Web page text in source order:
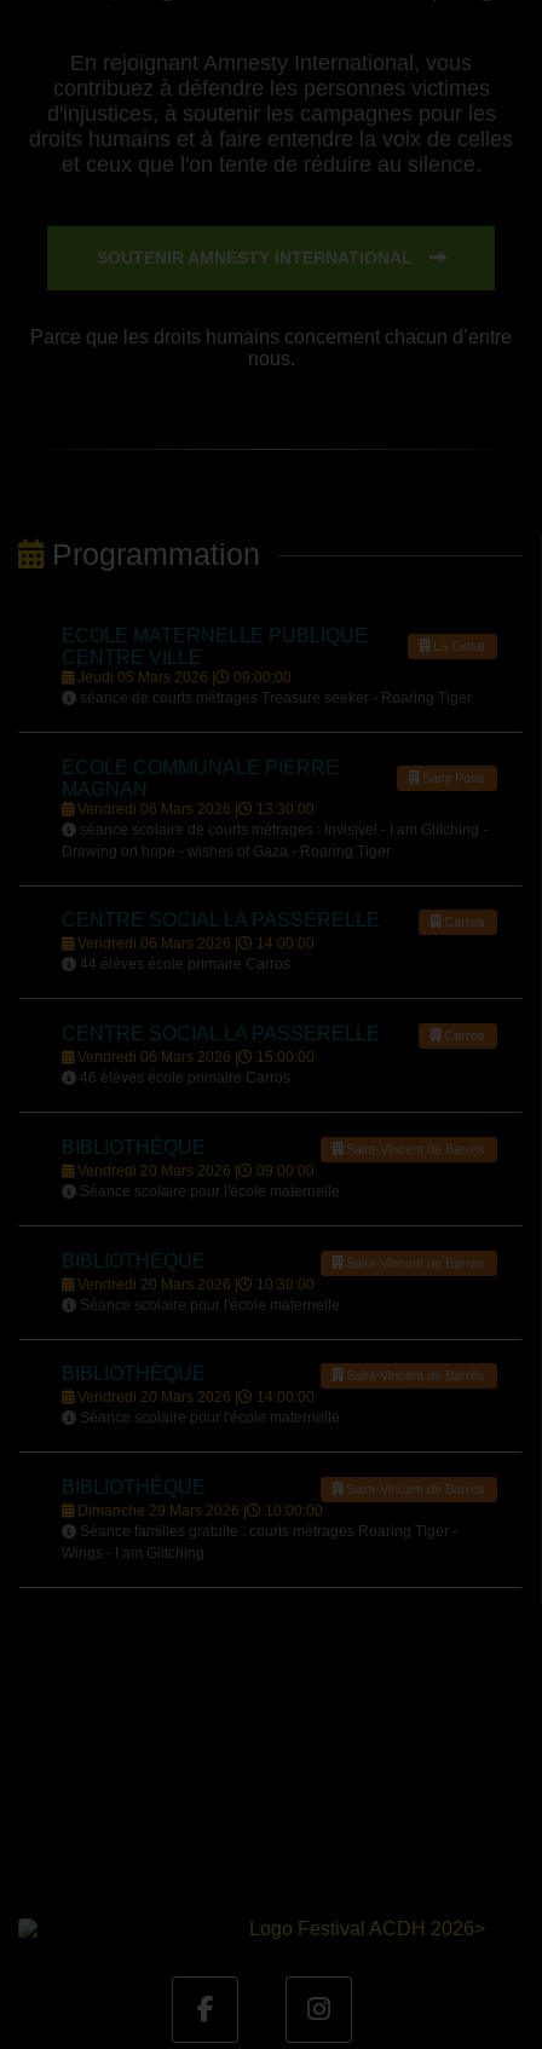
En rejoignant Amnesty International, vous
contribuez à défendre les personnes victimes
d'injustices, à soutenir les campagnes pour les
droits humains et à faire entendre la voix de celles
et ceux que l'on tente de réduire au silence.
SOUTENIR AMNESTY INTERNATIONAL
Parce que les droits humains concernent chacun d’entre
nous.
Programmation
ECOLE MATERNELLE PUBLIQUE
CENTRE VILLE
La Ciotat
Jeudi 05 Mars 2026 |
09:00:00
séance de courts métrages Treasure seeker - Roaring Tiger
ECOLE COMMUNALE PIERRE
MAGNAN
Saint Pons
Vendredi 06 Mars 2026 |
13:30:00
séance scolaire de courts métrages : Invisivel - I am Glitching -
Drawing on hope - wishes of Gaza - Roaring Tiger
CENTRE SOCIAL LA PASSERELLE Carros
Vendredi 06 Mars 2026 |
14:00:00
44 élèves école primaire Carros
CENTRE SOCIAL LA PASSERELLE Carros
Vendredi 06 Mars 2026 |
15:00:00
46 élèves école primaire Carros
BIBLIOTHÈQUE Saint-Vincent de Barrès
Vendredi 20 Mars 2026 |
09:00:00
Séance scolaire pour l'école maternelle
BIBLIOTHÈQUE Saint-Vincent de Barrès
Vendredi 20 Mars 2026 |
10:30:00
Séance scolaire pour l'école maternelle
BIBLIOTHÈQUE Saint-Vincent de Barrès
Vendredi 20 Mars 2026 |
14:00:00
Séance scolaire pour l'école maternelle
BIBLIOTHÈQUE Saint-Vincent de Barrès
Dimanche 29 Mars 2026 |
10:00:00
Séance familles gratuite : courts métrages Roaring Tiger -
Wings - I am Glitching